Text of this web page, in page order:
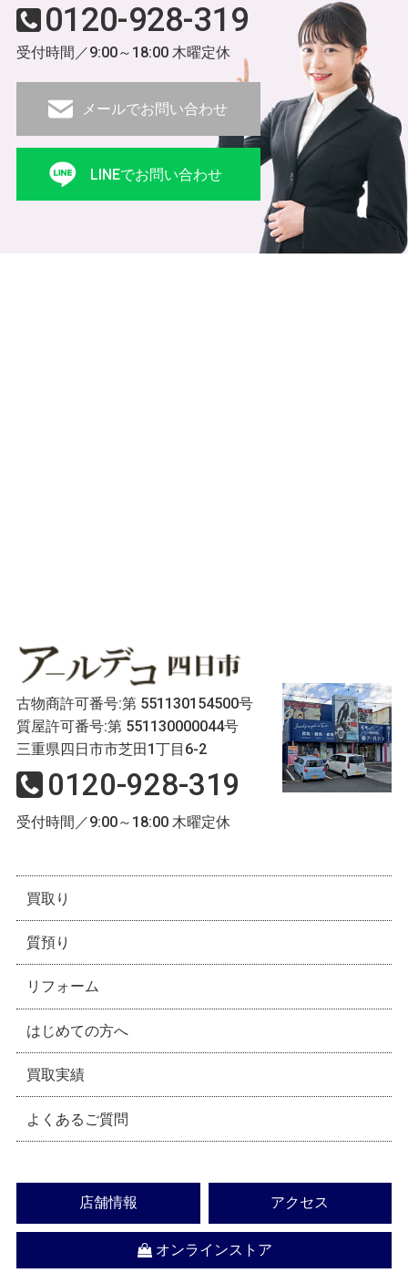
0120-928-319
受付時間／9:00～18:00 木曜定休
メールでお問い合わせ
LINEでお問い合わせ
古物商許可番号:第 551130154500号
質屋許可番号:第 551130000044号
三重県四日市市芝田1丁目6-2
0120-928-319
受付時間／9:00～18:00 木曜定休
買取り
質預り
リフォーム
はじめての方へ
買取実績
よくあるご質問
店舗情報 アクセス
オンラインストア